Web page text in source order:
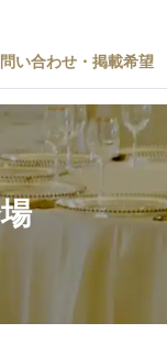
い合わせ・掲載希望